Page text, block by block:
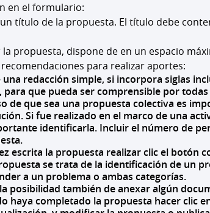
en el formulario:
título de la propuesta. El título debe
la propuesta, dispone de en un espacio
para realizar aportes:
una redacción simple, si incorpora siglas
para que pueda ser comprensible por
de que sea una propuesta colectiva es
Si fue realizado en el marco de una
identificarla. Incluir el número de
escrita la propuesta realizar clic el botón
se trata de la identificación de un
a un problema o ambas categorías.
posibilidad también de anexar algún
haya completado la propuesta hacer clic